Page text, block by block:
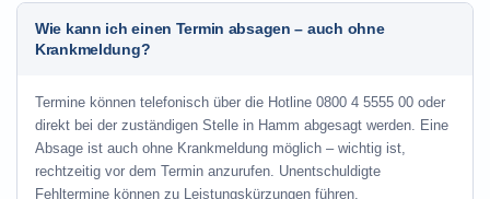
Wie kann ich einen Termin absagen – auch ohne
Krankmeldung?
Termine können telefonisch über die Hotline 0800 4 5555 00 oder
direkt bei der zuständigen Stelle in Hamm abgesagt werden. Eine
Absage ist auch ohne Krankmeldung möglich – wichtig ist,
rechtzeitig vor dem Termin anzurufen. Unentschuldigte
Fehltermine können zu Leistungskürzungen führen.